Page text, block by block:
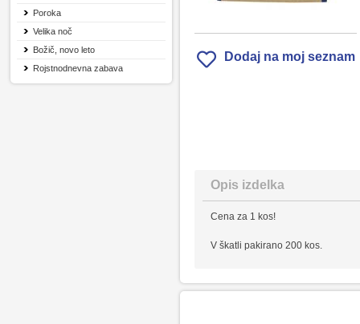
Poroka
Velika noč
Božič, novo leto
Rojstnodnevna zabava
Dodaj na moj seznam
Opis izdelka
Cena za 1 kos!
V škatli pakirano 200 kos.